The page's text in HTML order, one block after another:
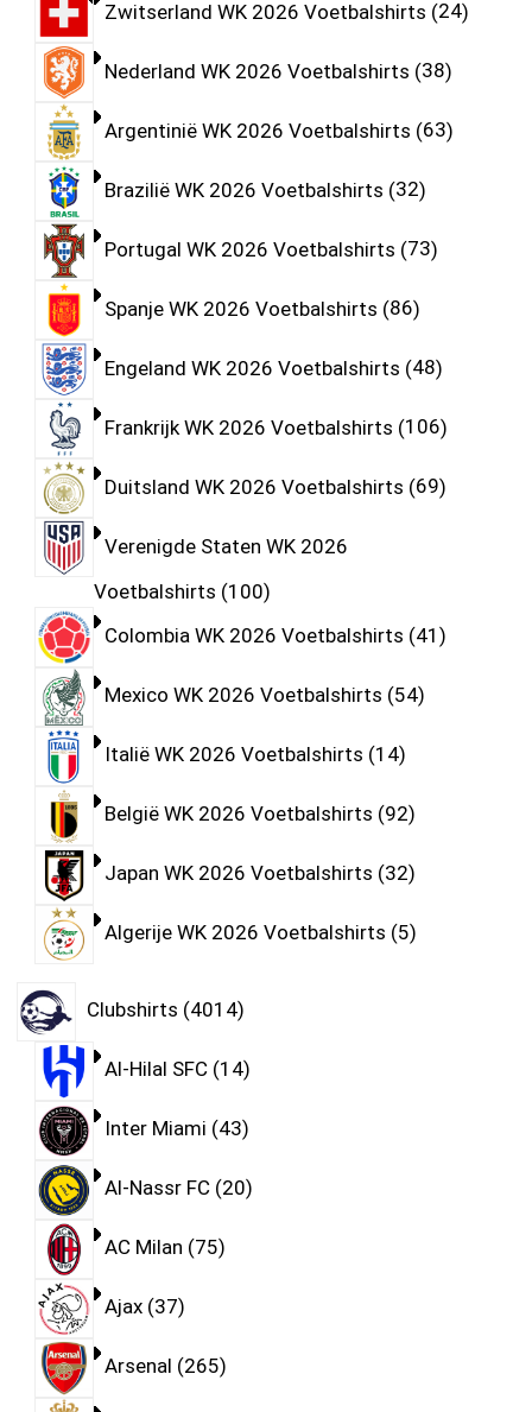
Zwitserland WK 2026 Voetbalshirts 24
Nederland WK 2026 Voetbalshirts 38
Argentinië WK 2026 Voetbalshirts 63
Brazilië WK 2026 Voetbalshirts 32
Portugal WK 2026 Voetbalshirts 73
Spanje WK 2026 Voetbalshirts 86
Engeland WK 2026 Voetbalshirts 48
Frankrijk WK 2026 Voetbalshirts 106
Duitsland WK 2026 Voetbalshirts 69
Verenigde Staten WK 2026
Voetbalshirts 100
Colombia WK 2026 Voetbalshirts 41
Mexico WK 2026 Voetbalshirts 54
Italië WK 2026 Voetbalshirts 14
België WK 2026 Voetbalshirts 92
Japan WK 2026 Voetbalshirts 32
Algerije WK 2026 Voetbalshirts 5
Clubshirts 4014
Al-Hilal SFC 14
Inter Miami 43
Al-Nassr FC 20
AC Milan 75
Ajax 37
Arsenal 265